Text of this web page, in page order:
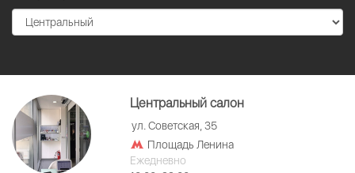
Центральный салон
ул. Советская, 35
Площадь Ленина
Ежедневно